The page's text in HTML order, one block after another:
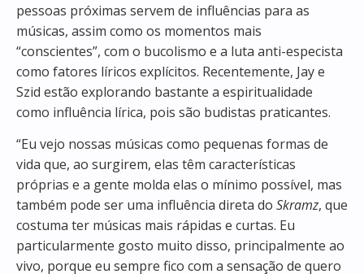
pessoas próximas servem de influências para as
músicas, assim como os momentos mais
“conscientes”, com o bucolismo e a luta anti-especista
como fatores líricos explícitos. Recentemente, Jay e
Szid estão explorando bastante a espiritualidade
como influência lírica, pois são budistas praticantes.
“Eu vejo nossas músicas como pequenas formas de
vida que, ao surgirem, elas têm características
próprias e a gente molda elas o mínimo possível, mas
também pode ser uma influência direta do Skramz, que
costuma ter músicas mais rápidas e curtas. Eu
particularmente gosto muito disso, principalmente ao
vivo, porque eu sempre fico com a sensação de quero